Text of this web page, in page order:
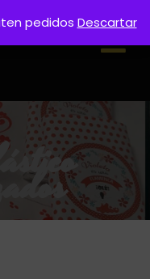
pedidos Descartar